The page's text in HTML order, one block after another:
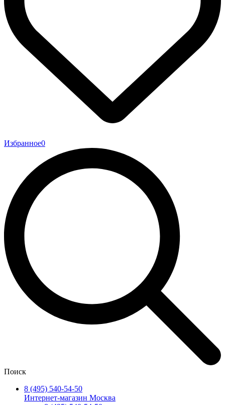
Избранное0
Поиск
8 (495) 540-54-50
Интернет-магазин Москва